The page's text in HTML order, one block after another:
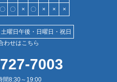
〇 〇 × 〇 × × ×
曜日午後・日曜日・祝日
わせはこちら
7003
間8:30～19:00